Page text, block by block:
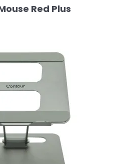
Red Plus